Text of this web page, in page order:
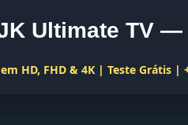
Ultimate TV —
HD, FHD & 4K | Teste Grátis |